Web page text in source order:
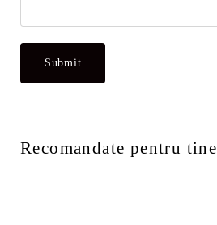
Recomandate pentru tine